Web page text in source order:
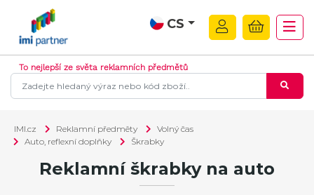
CS
To nejlepší ze světa reklamních předmětů
IMI.cz Reklamní předměty
Volný čas
Auto, reflexní doplňky
Škrabky
Reklamní škrabky na auto